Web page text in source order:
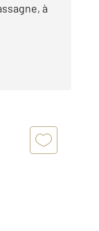
à